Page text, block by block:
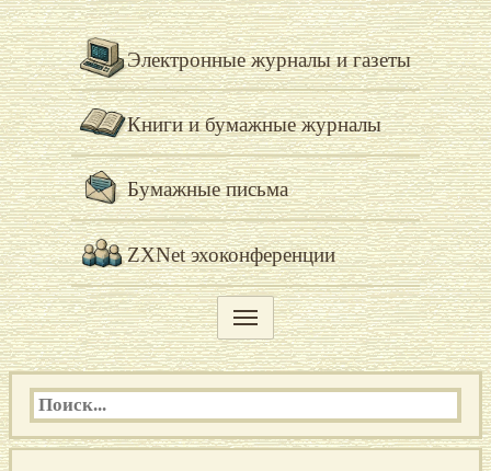
Электронные журналы и газеты
Книги и бумажные журналы
Бумажные письма
ZXNet эхоконференции